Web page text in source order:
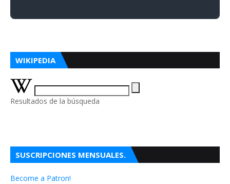
WIKIPEDIA
Resultados de la búsqueda
SUSCRIPCIONES MENSUALES.
Become a Patron!